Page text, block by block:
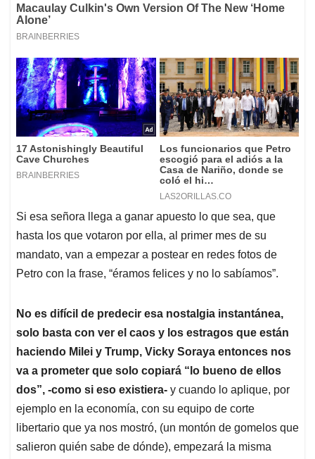
Si esa señora llega a ganar apuesto lo que sea, que
hasta los que votaron por ella, al primer mes de su
mandato, van a empezar a postear en redes fotos de
Petro con la frase, “éramos felices y no lo sabíamos”.
No es difícil de predecir esa nostalgia instantánea,
solo basta con ver el caos y los estragos que están
haciendo Milei y Trump, Vicky Soraya entonces nos
va a prometer que solo copiará “lo bueno de ellos
dos”, -como si eso existiera- y cuando lo aplique, por
ejemplo en la economía, con su equipo de corte
libertario que ya nos mostró, (un montón de gomelos que
salieron quién sabe de dónde), empezará la misma